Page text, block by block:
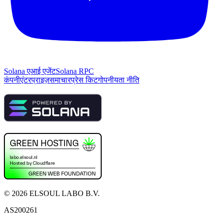
Solana एआई एजेंटSolana RPC
कंपनीएंटरप्राइज़समाचारप्रेस किटगोपनीयता नीति
© 2026 ELSOUL LABO B.V.
AS200261